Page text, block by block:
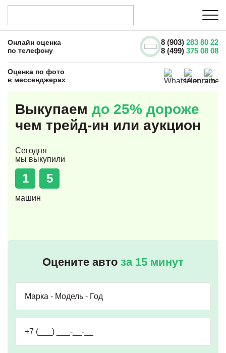
Онлайн оценка
по телефону
8 (903) 283 80 22
8 (499) 375 08 08
Оценка по фото
в мессенджерах
Выкупаем до 25% дороже
чем трейд-ин или аукцион
Сегодня
мы выкупили
1 5
машин
Оцените авто за 15 минут